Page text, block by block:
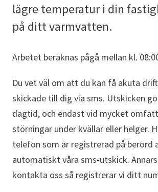
lägre temperatur i din
på ditt varmvatten.
Arbetet beräknas pågå mellan kl.
Du vet väl om att du kan få akuta
skickade till dig via sms. Utskicken
dagtid, och endast vid mycket
störningar under kvällar eller helger.
telefon som är registrerad på berörd
automatiskt våra sms-utskick.
kontakta oss så registrerar vi ditt